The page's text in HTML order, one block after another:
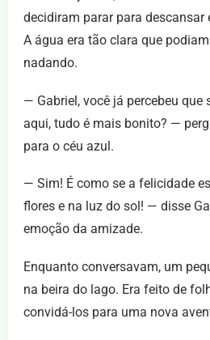
decidiram parar para descansar
A água era tão clara que
nadando.
— Gabriel, você já percebeu que
aqui, tudo é mais bonito? —
para o céu azul.
— Sim! É como se a felicidade
flores e na luz do sol! — disse
emoção da amizade.
Enquanto conversavam, um
na beira do lago. Era feito de
convidá-los para uma nova